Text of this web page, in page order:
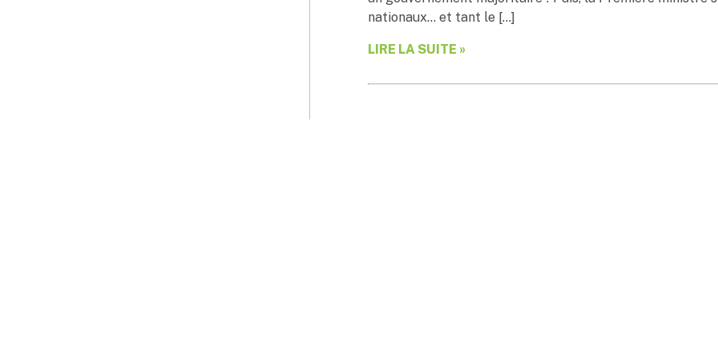
nationaux… et tant le […]
LIRE LA SUITE »